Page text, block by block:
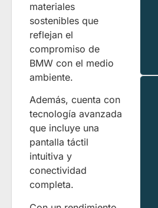
materiales
sostenibles que
reflejan el
compromiso de
BMW con el medio
ambiente.
Además, cuenta con
tecnología avanzada
que incluye una
pantalla táctil
intuitiva y
conectividad
completa.